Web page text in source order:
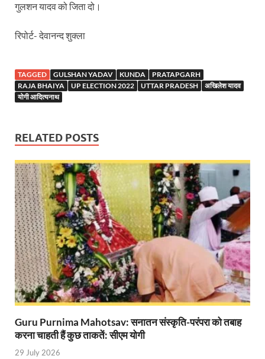
Big Blueprint for Bastar: बस्तर के लिए बड़ा ब्लूप्रिंट:
Mann Ki Baat: प्रधानमंत्री नरेंद्र मोदी ने देशवासियों को
MMMUT Girls Hostel: एमएमएमयूटी में साइबर फोरेंसिक
Indian Railway Action: भारतीय रेलवे की बड़ी करवाई,
NCBC Chairman: साध्वी निरंजन ज्योति बनी राष्ट्रीय
मिलावटखोरों पर और कसेगा सरकार का शिकंजा
Pateshvari Mata Darshan: मुख्यमंत्री ने किए मां
She Leads Bharat: अंतर्राष्ट्रीय महिला दिवस 2026 के
Sabka Sath Sabka Vikas: प्रधानमंत्री नरेन्द्र मोदी 9
Holi Mahotsava: CM धामी ने कलश संगीत द्वारा
गुलशन यादव को जिता दो।
रिपोर्ट- देवानन्द शुक्ला
TAGGED GULSHAN YADAV KUNDA
PRATAPGARH
RAJA BHAIYA
UP ELECTION 2022 UTTAR PRADESH
अखिलेश यादव
योगी आदित्यनाथ
RELATED POSTS
Guru Purnima Mahotsav: सनातन संस्कृति-परंपरा को तबाह
करना चाहती हैं कुछ ताकतें: सीएम योगी
29 July 2026